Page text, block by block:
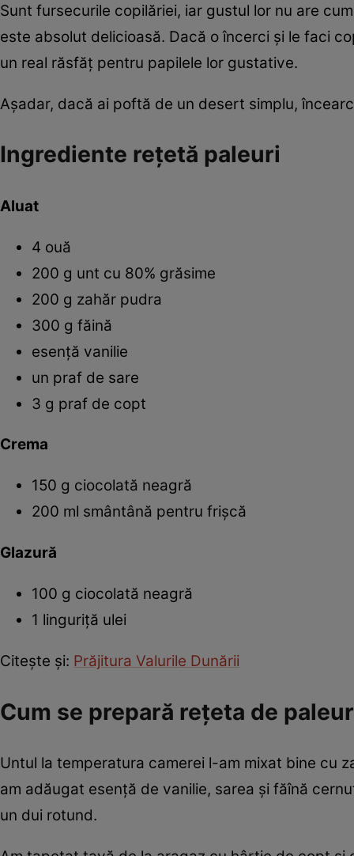
Sunt fursecurile copilăriei, iar gustul lor nu are
este absolut delicioasă. Dacă o încerci şi le faci
un real răsfăţ pentru papilele lor gustative.
Aşadar, dacă ai poftă de un desert simplu,
Ingrediente reţetă paleuri
Aluat
4 ouă
200 g unt cu 80% grăsime
200 g zahăr pudra
300 g făină
esenţă vanilie
un praf de sare
3 g praf de copt
Crema
150 g ciocolată neagră
200 ml smântână pentru frişcă
Glazură
100 g ciocolată neagră
1 linguriţă ulei
Citeşte şi: Prăjitura Valurile Dunării
Cum se prepară reţeta de
Untul la temperatura camerei l-am mixat bine cu
am adăugat esenţă de vanilie, sarea şi făînă
un dui rotund.